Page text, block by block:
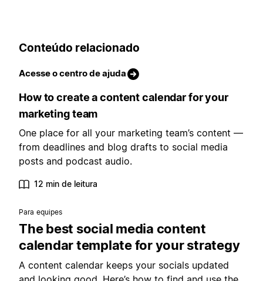
Conteúdo relacionado
Acesse o centro de ajuda
How to create a content calendar for your
marketing team
One place for all your marketing team’s content —
from deadlines and blog drafts to social media
posts and podcast audio.
12 min de leitura
Para equipes
The best social media content
calendar template for your strategy
A content calendar keeps your socials updated